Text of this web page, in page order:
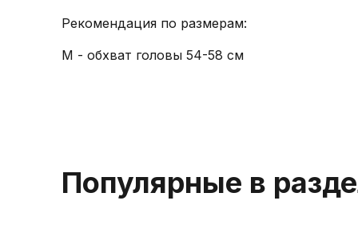
Рекомендация по размерам:
M - обхват головы 54-58 см
Популярные в